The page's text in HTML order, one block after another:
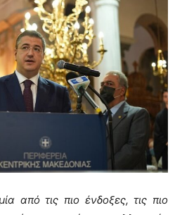
από τις πιο ένδοξες, τις πιο